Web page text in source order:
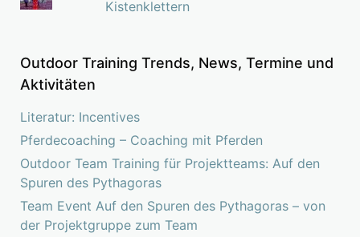
Kistenklettern
Outdoor Training Trends, News, Termine und
Aktivitäten
Literatur: Incentives
Pferdecoaching – Coaching mit Pferden
Outdoor Team Training für Projektteams: Auf den
Spuren des Pythagoras
Team Event Auf den Spuren des Pythagoras – von
der Projektgruppe zum Team